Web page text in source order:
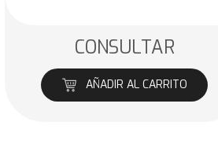
CONSULTAR
AÑADIR AL CARRITO